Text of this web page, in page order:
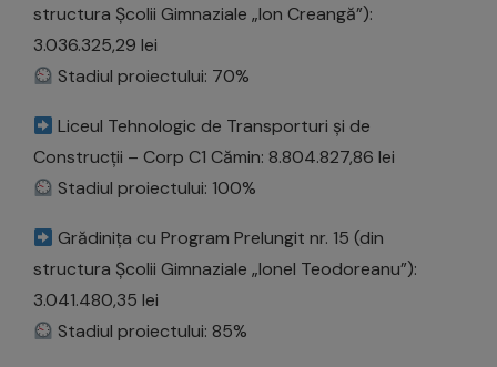
structura Școlii Gimnaziale „Ion Creangă”):
3.036.325,29 lei
Stadiul proiectului: 70%
Liceul Tehnologic de Transporturi și de
Construcții – Corp C1 Cămin: 8.804.827,86 lei
Stadiul proiectului: 100%
Grădinița cu Program Prelungit nr. 15 (din
structura Școlii Gimnaziale „Ionel Teodoreanu”):
3.041.480,35 lei
Stadiul proiectului: 85%